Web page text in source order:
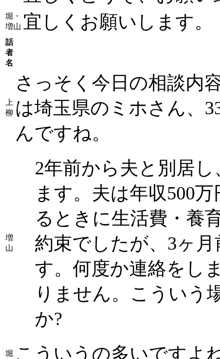
堀・
増山 宜しくお願いします。
話
者
名
上
柳
さっそく今日の相談内
は埼玉県のミホさん、
んですね。
増
山
2年前から夫と別居
ます。夫は年収500
るときに生活費・養
約束でしたが、3ヶ
す。何度か連絡をし
りません。こういう
か?
堀 こういうの多いですよ